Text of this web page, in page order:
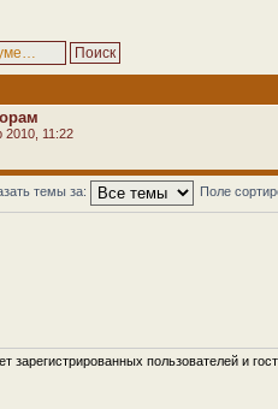
2010, 11:22
темы за: Поле
зарегистрированных пользователей и